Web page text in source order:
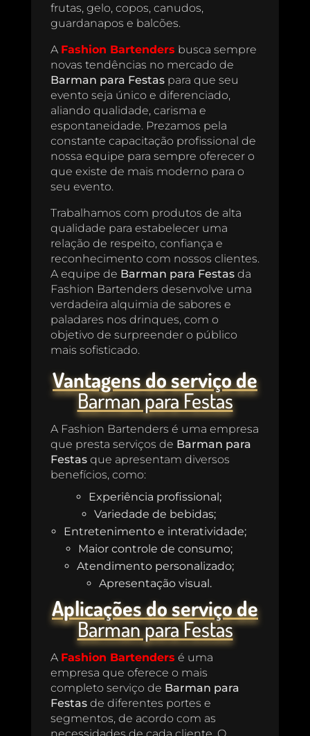
frutas, gelo, copos, canudos,
guardanapos e balcões.
A Fashion Bartenders busca sempre
novas tendências no mercado de
Barman para Festaspara que seu
evento seja único e diferenciado,
aliando qualidade, carisma e
espontaneidade. Prezamos pela
constante capacitação profissional de
nossa equipe para sempre oferecer o
que existe de mais moderno para o
seu evento.
Trabalhamos com produtos de alta
qualidade para estabelecer uma
relação de respeito, confiança e
reconhecimento com nossos clientes.
A equipe de Barman para Festasda
Fashion Bartenders desenvolve uma
verdadeira alquimia de sabores e
paladares nos drinques, com o
objetivo de surpreender o público
mais sofisticado.
Vantagens do serviço de
Barman para Festas
A Fashion Bartenders é uma empresa
que presta serviços de Barman para
Festasque apresentam diversos
benefícios, como:
Experiência profissional;
Variedade de bebidas;
Entretenimento e interatividade;
Maior controle de consumo;
Atendimento personalizado;
Apresentação visual.
Aplicações do serviço de
Barman para Festas
A Fashion Bartenders é uma
empresa que oferece o mais
completo serviço de Barman para
Festasde diferentes portes e
segmentos, de acordo com as